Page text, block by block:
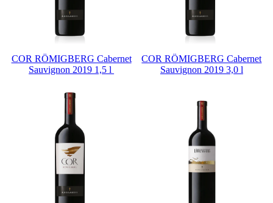
COR RÖMIGBERG Cabernet
Sauvignon 2019 1,5 l
COR RÖMIGBERG Cabernet
Sauvignon 2019 3,0 l